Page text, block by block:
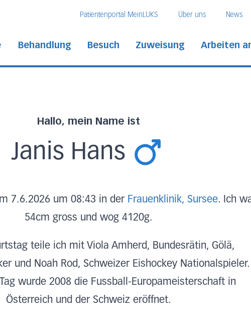
Patientenportal MeinLUKS Über uns News
Behandlung Besuch Zuweisung Arbeiten
Hallo, mein Name ist
Janis Hans
7.6.2026 um 08:43 in der Frauenklinik, Sursee. Ich
54cm gross und wog 4120g.
teile ich mit Viola Amherd, Bundesrätin, Gölä,
und Noah Rod, Schweizer Eishockey Nationalspieler.
wurde 2008 die Fussball-Europameisterschaft in
Österreich und der Schweiz eröffnet.